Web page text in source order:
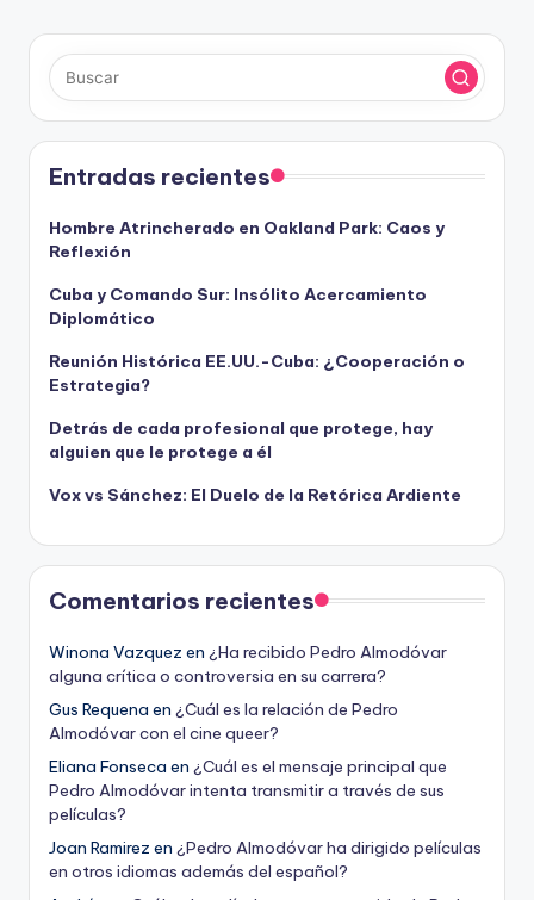
Entradas recientes
Hombre Atrincherado en Oakland Park: Caos y
Reflexión
Cuba y Comando Sur: Insólito Acercamiento
Diplomático
Reunión Histórica EE.UU.-Cuba: ¿Cooperación o
Estrategia?
Detrás de cada profesional que protege, hay
alguien que le protege a él
Vox vs Sánchez: El Duelo de la Retórica Ardiente
Comentarios recientes
Winona Vazquez en ¿Ha recibido Pedro Almodóvar
alguna crítica o controversia en su carrera?
Gus Requena en ¿Cuál es la relación de Pedro
Almodóvar con el cine queer?
Eliana Fonseca en ¿Cuál es el mensaje principal que
Pedro Almodóvar intenta transmitir a través de sus
películas?
Joan Ramirez en ¿Pedro Almodóvar ha dirigido películas
en otros idiomas además del español?